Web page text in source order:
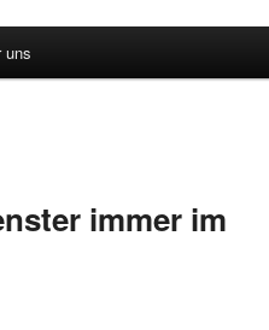
uns
immer im